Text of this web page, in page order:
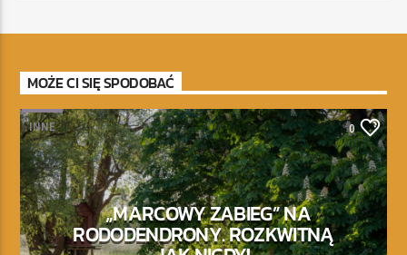
MOŻE CI SIĘ SPODOBAĆ
INNE 0
„MARCOWY ZABIEG” NA
RODODENDRONY. ROZKWITNĄ